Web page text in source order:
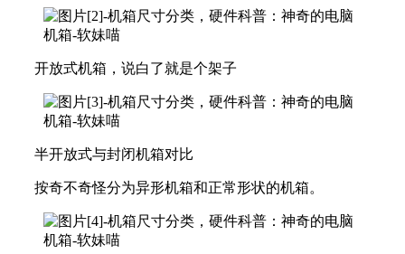
开放式机箱，说白了就是个架子
半开放式与封闭机箱对比
按奇不奇怪分为异形机箱和正常形状的机箱。